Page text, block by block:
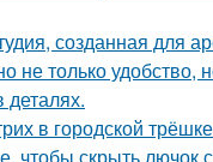
созданная для
не только удобство,
в городской